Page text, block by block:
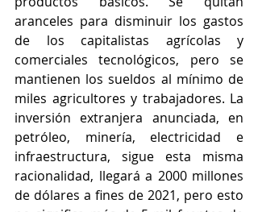
aranceles para disminuir los gastos
de los capitalistas agrícolas y
comerciales tecnológicos, pero se
mantienen los sueldos al mínimo de
miles agricultores y trabajadores. La
inversión extranjera anunciada, en
petróleo, minería, electricidad e
infraestructura, sigue esta misma
racionalidad, llegará a 2000 millones
de dólares a fines de 2021, pero esto